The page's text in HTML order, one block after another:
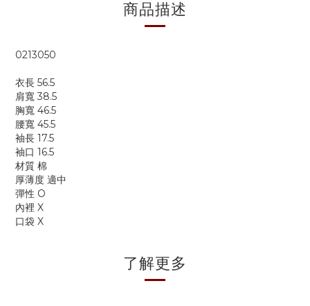
商品描述
0213050
衣長 56.5
肩寬 38.5
胸寬 46.5
腰寬 45.5
袖長 17.5
袖口 16.5
材質 棉
厚薄度 適中
彈性 O
內裡 X
口袋 X
了解更多